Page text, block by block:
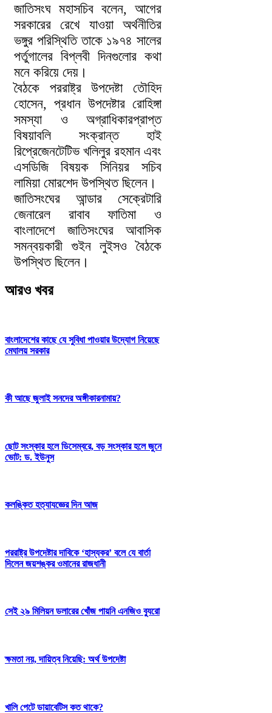
জাতিসংঘ মহাসচিব বলেন, আগের
সরকারের রেখে যাওয়া অর্থনীতির
ভঙ্গুর পরিস্থিতি তাকে ১৯৭৪ সালের
পর্তুগালের বিপ্লবী দিনগুলোর কথা
মনে করিয়ে দেয়।
বৈঠকে পররাষ্ট্র উপদেষ্টা তৌহিদ
হোসেন, প্রধান উপদেষ্টার রোহিঙ্গা
সমস্যা ও অগ্রাধিকারপ্রাপ্ত
বিষয়াবলি সংক্রান্ত হাই
রিপ্রেজেনটেটিভ খলিলুর রহমান এবং
এসডিজি বিষয়ক সিনিয়র সচিব
লামিয়া মোরশেদ উপস্থিত ছিলেন।
জাতিসংঘের আন্ডার সেক্রেটারি
জেনারেল রাবাব ফাতিমা ও
বাংলাদেশে জাতিসংঘের আবাসিক
সমন্বয়কারী গুইন লুইসও বৈঠকে
উপস্থিত ছিলেন।
আরও খবর
বাংলাদেশের কাছে যে সুবিধা পাওয়ার উদ্যোগ নিয়েছে
মেঘালয় সরকার
কী আছে জুলাই সনদের অঙ্গীকারনামায়?
ছোট সংস্কার হলে ডিসেম্বরে, বড় সংস্কার হলে জুনে
ভোট: ড. ইউনুস
কলঙ্কিত হত্যাযজ্ঞের দিন আজ
পররাষ্ট্র উপদেষ্টার দাবিকে ‘হাস্যকর’ বলে যে বার্তা
দিলেন জয়শঙ্কর ওমানের রাজধানী
সেই ২৯ মিলিয়ন ডলারের খোঁজ পায়নি এনজিও ব্যুরো
ক্ষমতা নয়, দায়িত্ব নিয়েছি: অর্থ উপদেষ্টা
খালি পেটে ডায়াবেটিস কত থাকে?